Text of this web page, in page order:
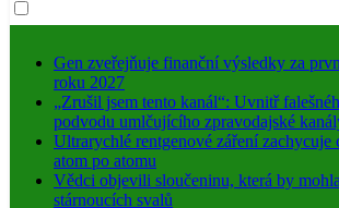
Gen zveřejňuje finanční výsledky za
roku 2027
„Zrušil jsem tento kanál“: Uvnitř
podvodu umlčujícího zpravodajské
Ultrarychlé rentgenové záření
atom po atomu
Vědci objevili sloučeninu, která by
stárnoucích svalů